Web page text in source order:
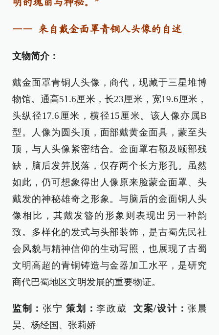
—— 来自戴金面罩青铜人头像的自述
文物简介：
戴金面罩青铜人头像，商代，现藏于三星堆博
物馆。通高51.6厘米，长23厘米，宽19.6厘米，
头纵径17.6厘米，横径15厘米。该人像亦属B
型。人像为圆头顶，面部戴黄金面具，蒙至头
顶，与人头像紧密结合。金面罩右额及颐部残
缺，脑后发笄脱落，仅存两个长方形孔。虽然
如此，仍可想象得出人像原来脸蒙金面罩、头
戴发的神秘雄奇之形象。与脑后的金面铜人头
像相比，其戴发簪的形象则表现出另一种韵
致。多样化的发式与头部装饰，是古蜀先民社
会风貌与精神信仰的生动写照，也展现了古蜀
文明高超的青铜铸造与金器加工水平，是研究
商代巴蜀地区文明发展的重要物证。
监制：张宁策划：李政葳文案/设计：张晨
昊、杨经国、张莉娇